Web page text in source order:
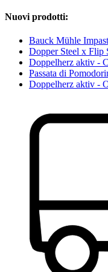
Nuovi prodotti:
Bauck Mühle
Dopper Steel x Flip
Doppelherz aktiv -
Passata di
Doppelherz aktiv -